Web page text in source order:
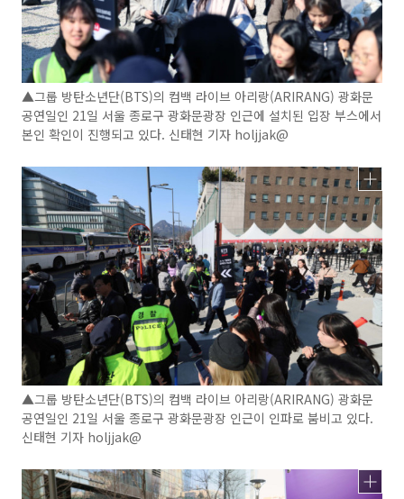
▲그룹 방탄소년단(BTS)의 컴백 라이브 아리랑(ARIRANG) 광화문
공연일인 21일 서울 종로구 광화문광장 인근에 설치된 입장 부스에서
본인 확인이 진행되고 있다. 신태현 기자 holjjak@
▲그룹 방탄소년단(BTS)의 컴백 라이브 아리랑(ARIRANG) 광화문
공연일인 21일 서울 종로구 광화문광장 인근이 인파로 붐비고 있다.
신태현 기자 holjjak@